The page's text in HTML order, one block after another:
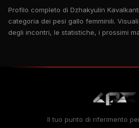
Profilo completo di Dzhakyulin
categoria dei pesi gallo femminili.
degli incontri, le statistiche, i prossimi
Il tuo punto di riferimento